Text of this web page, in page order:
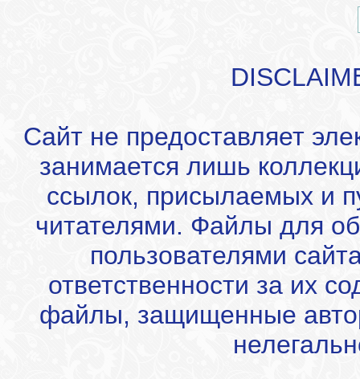
Сайт не предоставляет
занимается лишь
ссылок, присылаемых и
читателями. Файлы для
пользователями
ответственности за их
файлы, защищенные